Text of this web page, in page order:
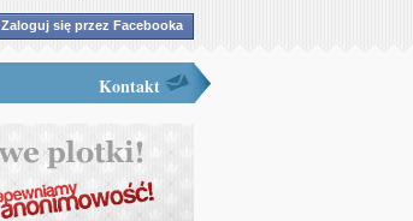
Zaloguj się przez Facebooka
Kontakt